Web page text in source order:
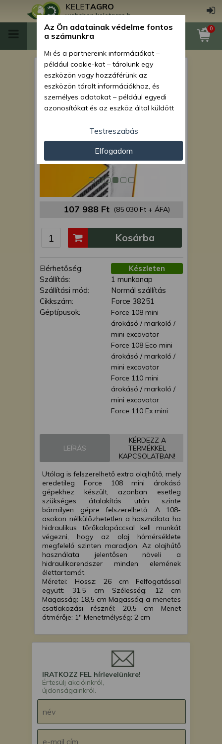
KELETAGRO
webshop.keletagro.hu
0
Force 108 hidraulikaolaj hűtő
107 988 Ft (85 030 Ft + ÁFA)
Elérhetőség:
Készleten
Szállítás:
1 munkanap
Szállítási mód:
Normál szállítás
Cikkszám:
Force 38251
Géptípusok:
Force 108 mini
árokásó / markoló /
mini excavator
Force 108 Eco mini
árokásó / markoló /
mini excavator
Force 110 mini
árokásó / markoló /
mini excavator
Force 110 Ex mini
árokásó / markoló /
Kosárba
LEÍRÁS
KÉRDEZZ A
TERMÉKKEL
KAPCSOLATBAN!
Utólag is felszerelhető extra olajhűtő, mely
eredetileg Force 108 mini árokásó
gépekhez készült, azonban esetleg
szükséges átalakítás után szinte
bármilyen gépre felszerelhető. A 108-
asokon nélkülözhetetlen a használata ha
hidraulikus törőkalapáccsal kell munkát
végezni, hogy az olaj hőmérséklete
megfelelő szinten maradjon. Az olajhűtő
használata jelentősen növeli a
hidraulikarendszer minden elemének
élettartamát.
Méretei: Hossz: 26 cm Felfogatással
együtt: 31,5 cm Szélesség: 12 cm
Magasság: 18,5 cm Magasság a menetes
csatlakozási résznél: 20.5 cm Menet
átmérője: 1" Menetmélység: 2 cm
IRATKOZZ FEL hírlevelünkre!
Értesülj akcióinkról,
újdonságainkról.
Az Ön adatainak védelme fontos
a számunkra
Mi és a partnereink információkat –
például cookie-kat – tárolunk egy
eszközön vagy hozzáférünk az
eszközön tárolt információkhoz, és
személyes adatokat – például egyedi
azonosítókat és az eszköz által küldött
személyre szabott hirdetések és
tartalom nyújtásához, hirdetés- és
tartalomméréshez, nézettségi adatok
gyűjtéséhez, valamint termékek
kifejlesztéséhez és a termékek
javításához. Az Ön engedélyével mi és a
partnereink eszközleolvasásos
módszerrel szerzett pontos geolokációs
is felhasználhatunk. A megfelelő helyre
kattintva hozzájárulhat ahhoz, hogy mi
és a partnereink a fent leírtak szerint
adatkezelést végezzünk. Másik
lehetőségként a hozzájárulás
megadása vagy elutasítása előtt
részletesebb információkhoz juthat, és
megváltoztathatja beállításait. Felhívjuk
figyelmét, hogy személyes adatainak
bizonyos kezeléséhez nem feltétlenül
szükséges az Ön hozzájárulása, de
jogában áll tiltakozni az ilyen jellegű
adatkezelés ellen. A beállításai csak erre
a weboldalra érvényesek. Erre a
webhelyre visszatérve vagy az
adatvédelmi szabályzatunk segítségével
bármikor megváltoztathatja a
Testreszabás
Elfogadom